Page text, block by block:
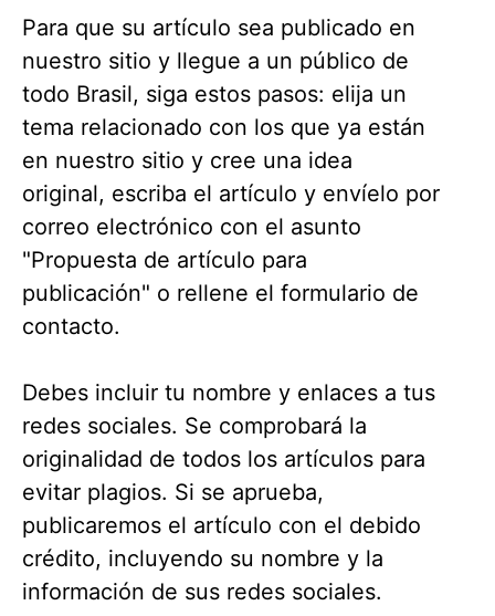
Para que su artículo sea publicado en
nuestro sitio y llegue a un público de
todo Brasil, siga estos pasos: elija un
tema relacionado con los que ya están
en nuestro sitio y cree una idea
original, escriba el artículo y envíelo por
correo electrónico con el asunto
"Propuesta de artículo para
publicación" o rellene el formulario de
contacto.
Debes incluir tu nombre y enlaces a tus
redes sociales. Se comprobará la
originalidad de todos los artículos para
evitar plagios. Si se aprueba,
publicaremos el artículo con el debido
crédito, incluyendo su nombre y la
información de sus redes sociales.